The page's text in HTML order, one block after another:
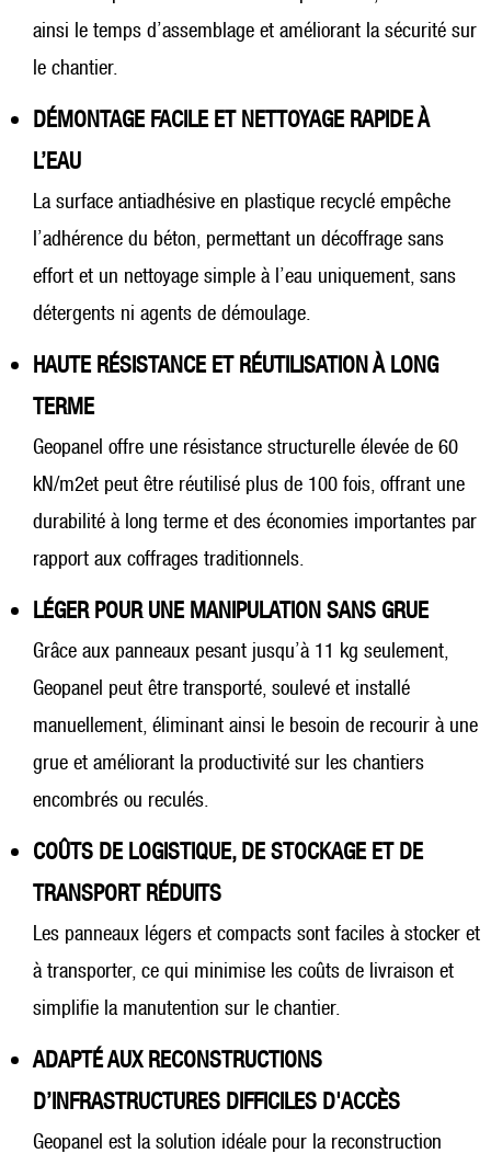
ainsi le temps d’assemblage et améliorant la sécurité sur
le chantier.
DÉMONTAGE FACILE ET NETTOYAGE RAPIDE À
L’EAU
La surface antiadhésive en plastique recyclé empêche
l’adhérence du béton, permettant un décoffrage sans
effort et un nettoyage simple à l’eau uniquement, sans
détergents ni agents de démoulage.
HAUTE RÉSISTANCE ET RÉUTILISATION À LONG
TERME
Geopanel offre une résistance structurelle élevée de 60
kN/m2et peut être réutilisé plus de 100 fois, offrant une
durabilité à long terme et des économies importantes par
rapport aux coffrages traditionnels.
LÉGER POUR UNE MANIPULATION SANS GRUE
Grâce aux panneaux pesant jusqu’à 11 kg seulement,
Geopanel peut être transporté, soulevé et installé
manuellement, éliminant ainsi le besoin de recourir à une
grue et améliorant la productivité sur les chantiers
encombrés ou reculés.
COÛTS DE LOGISTIQUE, DE STOCKAGE ET DE
TRANSPORT RÉDUITS
Les panneaux légers et compacts sont faciles à stocker et
à transporter, ce qui minimise les coûts de livraison et
simplifie la manutention sur le chantier.
ADAPTÉ AUX RECONSTRUCTIONS
D’INFRASTRUCTURES DIFFICILES D'ACCÈS
Geopanel est la solution idéale pour la reconstruction